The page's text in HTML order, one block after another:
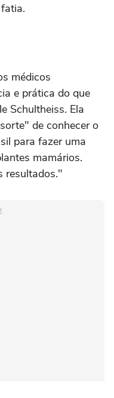
médicos
e prática do que
Schultheiss. Ela
de conhecer o
para fazer uma
mamários.
resultados."